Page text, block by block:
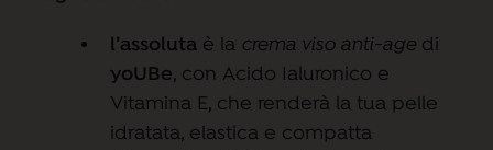
l’assolutaè la crema viso anti-agedi
yoUBe, con Acido Ialuronico e
Vitamina E, che renderà la tua pelle
idratata, elastica e compatta